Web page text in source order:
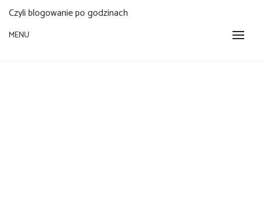
Czyli blogowanie po godzinach
MENU